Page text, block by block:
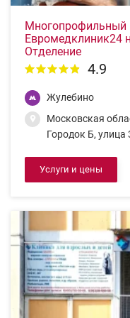
Многопрофильный
Евромедклиник24
Отделение
4.9
Жулебино
Московская
Городок Б, улица
Услуги и цены